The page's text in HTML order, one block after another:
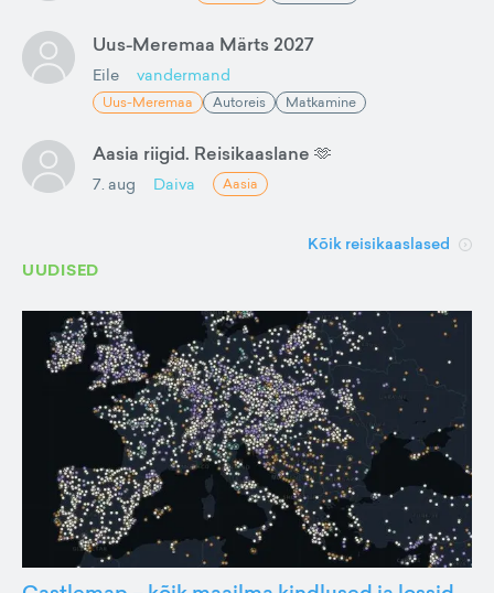
Uus-Meremaa Märts 2027
Eile vandermand
Uus-Meremaa Autoreis Matkamine
Aasia riigid. Reisikaaslane 🫶
7. aug Daiva Aasia
Kõik reisikaaslased
UUDISED